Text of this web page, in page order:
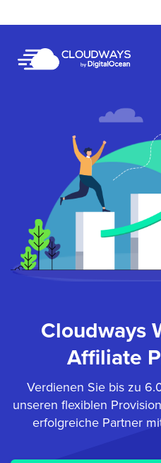
Cloudways
Affiliate
Verdienen Sie bis zu
unseren flexiblen
erfolgreiche Partner